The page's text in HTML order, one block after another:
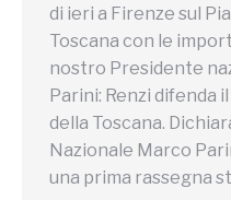
di ieri a Firenze sul
Toscana con le
nostro Presidente
Parini: Renzi difenda
della Toscana.
Nazionale Marco
una prima rassegna